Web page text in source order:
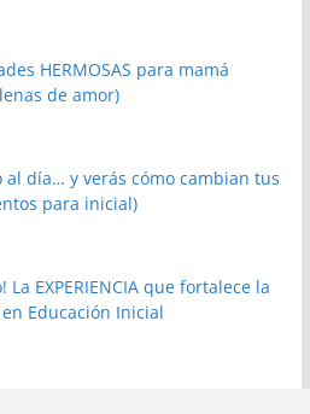
HERMOSAS para mamá
de amor)
al día… y verás cómo cambian tus
para inicial)
La EXPERIENCIA que fortalece la
Educación Inicial